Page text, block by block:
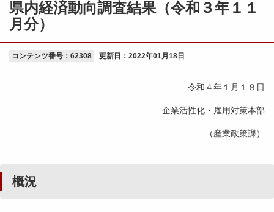
県内経済動向調査結果（令和３年１１
月分）
コンテンツ番号：62308 更新日： 2022年01月18日
令和４年１月１８日
企業活性化・雇用対策本部
（産業政策課）
概況